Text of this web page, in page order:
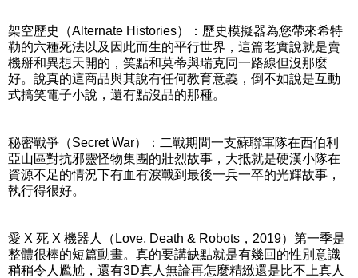
架空歷史（Alternate Histories）：歷史模擬器為您帶來希特
勒的六種死法以及因此而生的平行世界，這篇老實說就是賣
機掰和異想天開的，笑點和莫蒂與瑞克同一路線但沒那麼
好。說真的這商品與其說有任何教育意義，倒不如說是互動
式搞笑電子小說，還有點沒品的那種。
秘密戰爭（Secret War）：二戰期間一支蘇聯軍隊在西伯利
亞山區對抗邪靈怪物集團的壯烈故事，大抵就是硬漢小隊在
資源不足的情況下有血有淚戰到最後一兵一卒的光輝故事，
執行得很好。
愛 X 死 X 機器人（Love, Death & Robots，2019）第一季是
整體很棒的短篇動畫。真的要講缺點就是有幾回的性別意識
稍稍令人尷尬，還有3D真人無論再怎麼精緻還是比不上真人